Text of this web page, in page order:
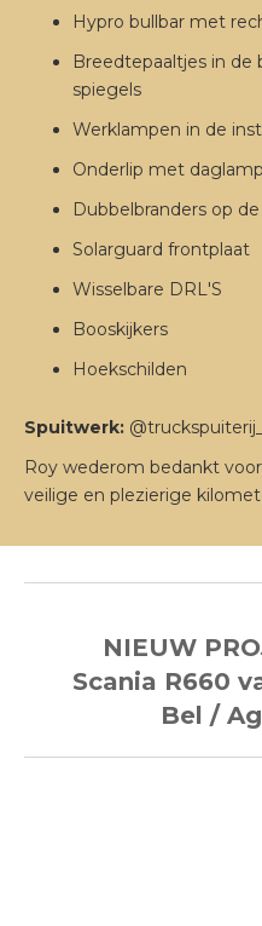
Hypro bullbar met
Breedtepaaltjes in
spiegels
Werklampen in de
Onderlip met
Dubbelbranders op de
Solarguard frontplaat
Wisselbare DRL'S
Booskijkers
Hoekschilden
Spuitwerk:
Roy wederom bedankt
veilige en plezierige
NIEUW
Scania R660
Bel /